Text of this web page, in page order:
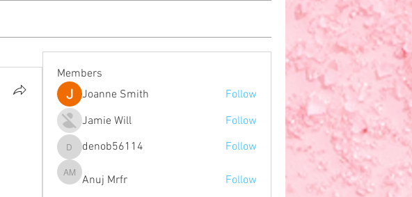
Members
Joanne Smith
Follow
Jamie Will
Follow
denob56114
denob56114 Follow
Anuj Mrfr
Anuj Mrfr Follow